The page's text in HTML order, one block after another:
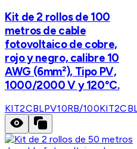
Kit de 2 rollos de 100
metros de cable
fotovoltaico de cobre,
rojo y negro, calibre 10
AWG (6mm²), Tipo PV,
1000/2000 V y 120°C.
KIT2CBLPV10RB/100